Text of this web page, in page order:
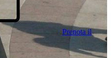
Prenota il